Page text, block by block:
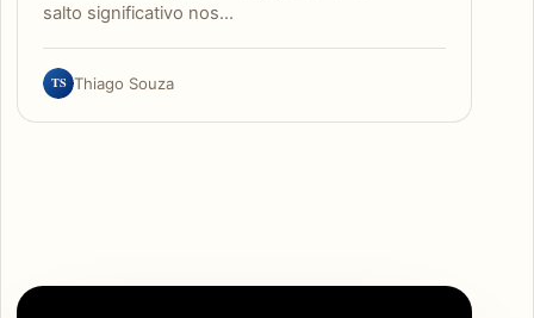
salto significativo nos…
TS Thiago Souza